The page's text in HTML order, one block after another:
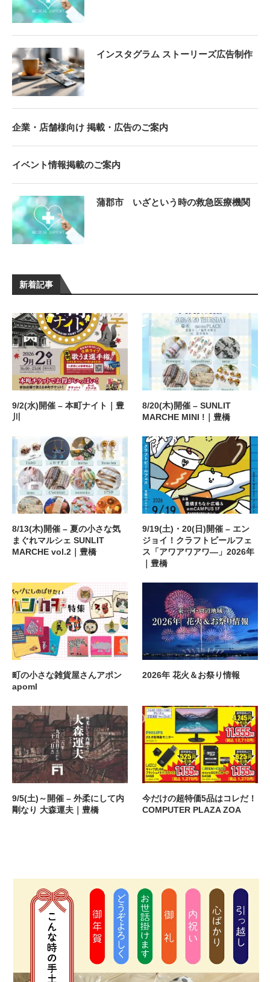
新着記事
9/2(水)開催 – 本町ナイト｜豊
川
8/20(木)開催 – SUNLIT
MARCHE MINI !｜豊橋
8/13(木)開催 – 夏の小さな気
まぐれマルシェ SUNLIT
MARCHE vol.2｜豊橋
9/19(土)・20(日)開催 – エン
ジョイ！クラフトビールフェ
ス「アワアワアワ―」2026年
｜豊橋
町の小さな雑貨屋さんアポン
apoml
2026年 花火＆お祭り情報
9/5(土)～開催 – 外柔にして内
剛なり 大森運夫｜豊橋
今だけの超特価5品はコレだ！
COMPUTER PLAZA ZOA
インスタグラム ストーリーズ広告制作
企業・店舗様向け 掲載・広告のご案内
イベント情報掲載のご案内
蒲郡市 いざという時の救急医療機関